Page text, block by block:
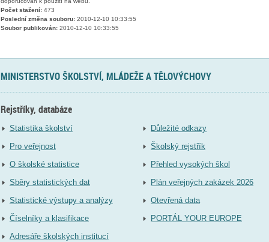
Počet stažení:473
Poslední změna souboru:2010-12-10 10:33:55
Soubor publikován:2010-12-10 10:33:55
MINISTERSTVO ŠKOLSTVÍ, MLÁDEŽE A TĚLOVÝCHOVY
Rejstříky, databáze
Statistika školství
Pro veřejnost
O školské statistice
Sběry statistických dat
Statistické výstupy a analýzy
Číselníky a klasifikace
Adresáře školských institucí
Důležité odkazy
Školský rejstřík
Přehled vysokých škol
Plán veřejných zakázek 2026
Otevřená data
PORTÁL YOUR EUROPE